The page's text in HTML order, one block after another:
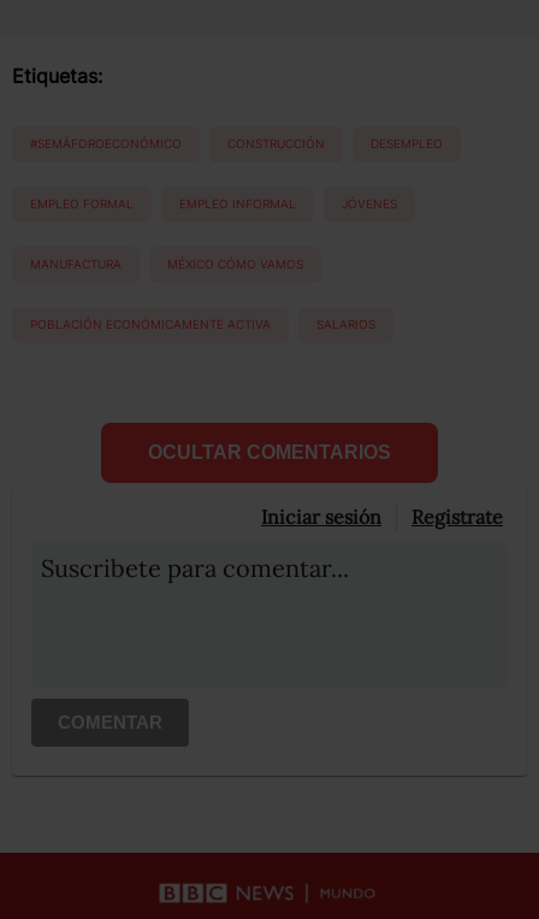
Etiquetas:
#SEMÁFOROECONÓMICO CONSTRUCCIÓN DESEMPLEO
EMPLEO FORMAL EMPLEO INFORMAL JÓVENES
MANUFACTURA MÉXICO CÓMO VAMOS
POBLACIÓN ECONÓMICAMENTE ACTIVA SALARIOS
OCULTAR COMENTARIOS
Iniciar sesión Registrate
Suscribete para comentar...
COMENTAR